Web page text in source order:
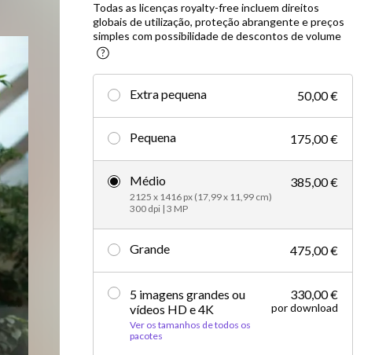
Imagens
Creative
Creative
Editorial
Todas as licenças royalty-free incluem direitos
globais de utilização, proteção abrangente e preços
simples com possibilidade de descontos de volume
Extra pequena 50,00 €
Pequena 175,00 €
Médio
2125 x 1416 px (17,99 x 11,99 cm)
300 dpi | 3 MP
385,00 €
Grande 475,00 €
5 imagens grandes ou
vídeos HD e 4K
Ver os tamanhos de todos os
pacotes
330,00 €
por download